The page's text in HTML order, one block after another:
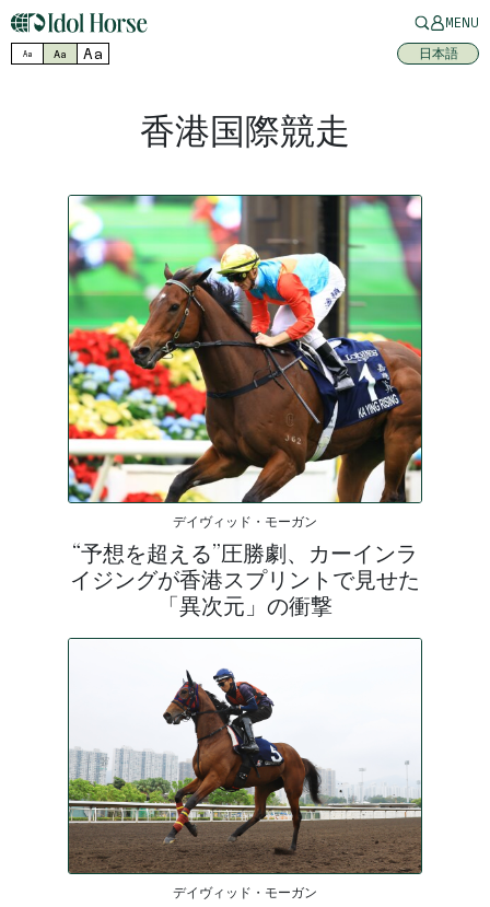
MENU
Aa Aa Aa 日本語
香港国際競走
デイヴィッド・モーガン
“予想を超える”圧勝劇、カーインラ
イジングが香港スプリントで見せた
「異次元」の衝撃
デイヴィッド・モーガン